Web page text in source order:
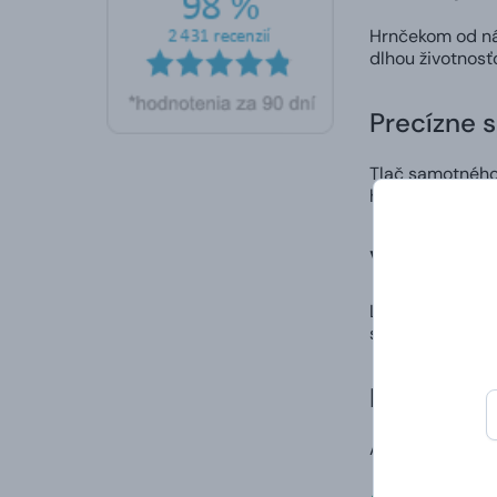
Hrnčekom od
dlhou
Precízne
Tlač
hrnčeka
Vlastný
Ľahko a rýchlo
spôsob, ako
A to vrátane